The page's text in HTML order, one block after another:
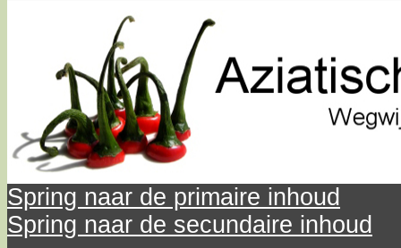
Spring naar de primaire inhoud
Spring naar de secundaire inhoud